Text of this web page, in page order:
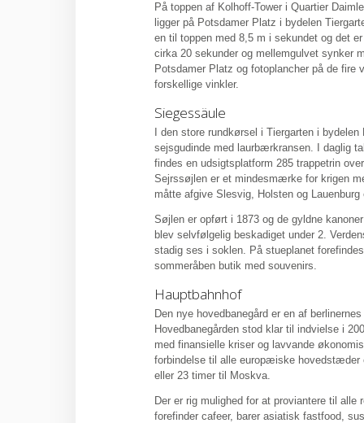
På toppen af Kolhoff-Tower i Quartier
ligger på Potsdamer Platz i bydelen
en til toppen med 8,5 m i sekundet og det
cirka 20 sekunder og mellemgulvet synker
Potsdamer Platz og fotoplancher på de fire
forskellige vinkler.
Siegessäule
I den store rundkørsel i Tiergarten i
sejsgudinde med laurbærkransen. I daglig
findes en udsigtsplatform 285 trappetrin
Sejrssøjlen er et mindesmærke for krigen
måtte afgive Slesvig, Holsten og
Søjlen er opført i 1873 og de gyldne
blev selvfølgelig beskadiget under 2.
stadig ses i soklen. På stueplanet
sommeråben butik med souvenirs.
Hauptbahnhof
Den nye hovedbanegård er en af
Hovedbanegården stod klar til indvielse i
med finansielle kriser og lavvande
forbindelse til alle europæiske hovedstæder
eller 23 timer til Moskva.
Der er rig mulighed for at proviantere til alle
forefinder cafeer, barer asiatisk fastfood,